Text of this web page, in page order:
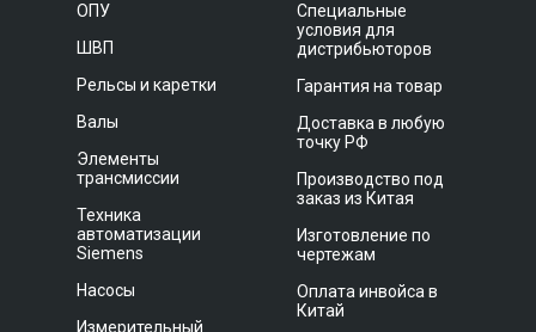
ОПУ
ШВП
Рельсы и каретки
Валы
Элементы
трансмиссии
Техника
автоматизации
Siemens
Насосы
Измерительный
Специальные
условия для
дистрибьюторов
Гарантия на товар
Доставка в любую
точку РФ
Производство под
заказ из Китая
Изготовление по
чертежам
Оплата инвойса в
Китай